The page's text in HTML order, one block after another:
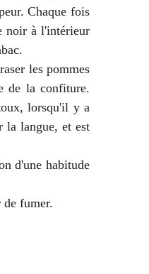
Chaque fois
noir à l'intérieur
les pommes
de la confiture.
lorsqu'il y a
la langue, et est
d'une habitude
de fumer.